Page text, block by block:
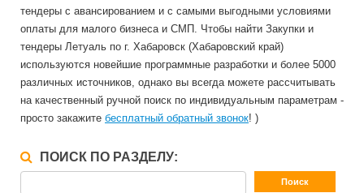
тендеры с авансированием и с самыми выгодными условиями
оплаты для малого бизнеса и СМП. Чтобы найти Закупки и
тендеры Летуаль по г. Хабаровск (Хабаровский край)
используются новейшие программные разработки и более 5000
различных источников, однако вы всегда можете рассчитывать
на качественный ручной поиск по индивидуальным параметрам -
просто закажите бесплатный обратный звонок! )
ПОИСК ПО РАЗДЕЛУ: